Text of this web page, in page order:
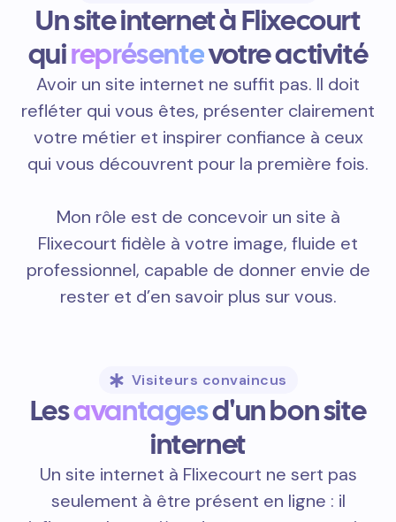
Un site internet à Flixecourt
quireprésentevotre activité
Avoir un site internet ne suffit pas. Il doit
refléter qui vous êtes, présenter clairement
votre métier et inspirer confiance à ceux
qui vous découvrent pour la première fois.
Mon rôle est de concevoir un site à
Flixecourt fidèle à votre image, fluide et
professionnel, capable de donner envie de
rester et d’en savoir plus sur vous.
Visiteurs convaincus
Lesavantagesd'un bon site
internet
Un site internet à Flixecourt ne sert pas
seulement à être présent en ligne : il